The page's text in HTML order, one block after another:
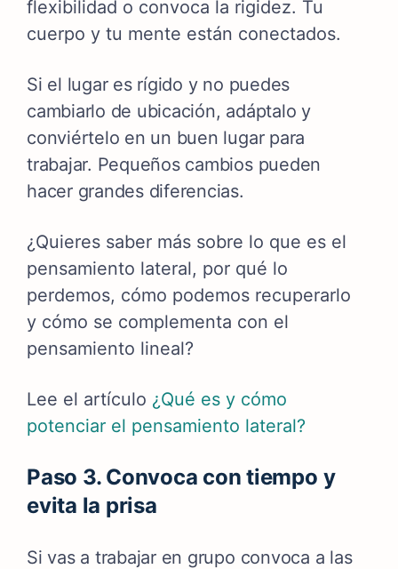
flexibilidad o convoca la rigidez. Tu
cuerpo y tu mente están conectados.
Si el lugar es rígido y no puedes
cambiarlo de ubicación, adáptalo y
conviértelo en un buen lugar para
trabajar. Pequeños cambios pueden
hacer grandes diferencias.
¿Quieres saber más sobre lo que es el
pensamiento lateral, por qué lo
perdemos, cómo podemos recuperarlo
y cómo se complementa con el
pensamiento lineal?
Lee el artículo ¿Qué es y cómo
potenciar el pensamiento lateral?
Paso 3. Convoca con tiempo y
evita la prisa
Si vas a trabajar en grupo convoca a las